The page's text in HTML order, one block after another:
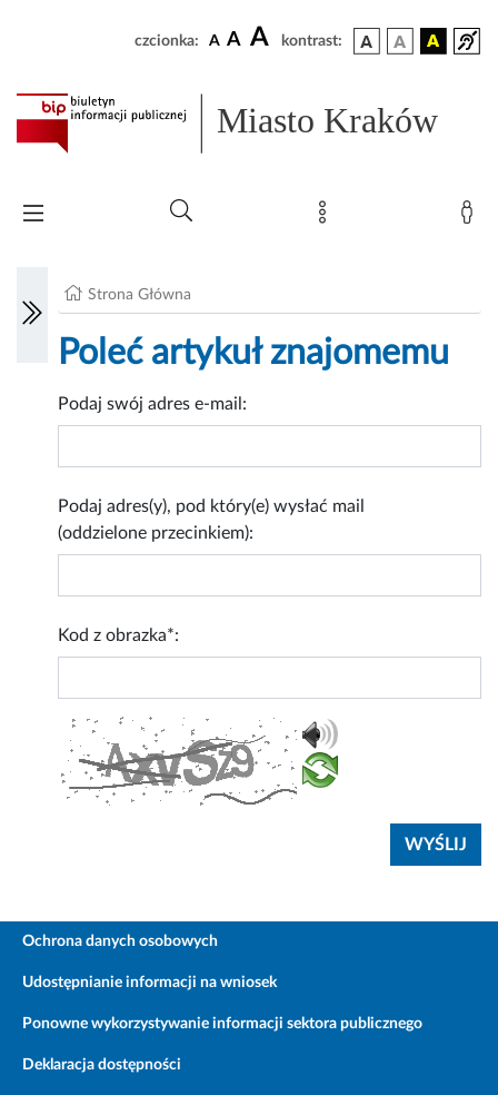
czcionka: A A A kontrast:
Miasto Kraków
Strona Główna
Poleć artykuł znajomemu
Podaj swój adres e-mail:
Podaj adres(y), pod który(e) wysłać mail
(oddzielone przecinkiem):
Kod z obrazka*:
Ochrona danych osobowych
Udostępnianie informacji na wniosek
Ponowne wykorzystywanie informacji sektora publicznego
Deklaracja dostępności